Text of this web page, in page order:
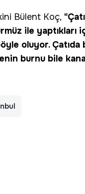
Bülent Koç,
ile yaptıkları
oluyor. Çatıda
burnu bile